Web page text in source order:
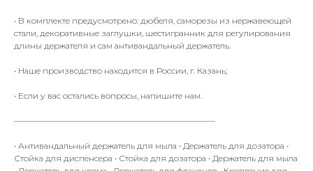
• В комплекте предусмотрено: дюбеля, саморезы из нержавеющей
стали, декоративные заглушки, шестигранник для регулирования
длины держателя и сам антивандальный держатель.
• Наше производство находится в России, г. Казань;
• Если у вас остались вопросы, напишите нам.
————————————————————————
• Антивандальный держатель для мыла • Держатель для дозатора •
Стойка для диспенсера • Стойка для дозатора • Держатель для мыла